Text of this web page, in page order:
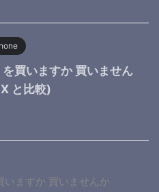
買いますか 買いません
と比較)
ますか 買いませんか